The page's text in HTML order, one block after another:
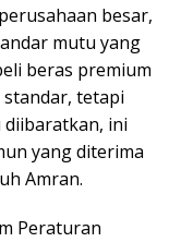
besar,
mutu yang
beras premium
tetapi
diibaratkan, ini
yang diterima
Amran.
Peraturan